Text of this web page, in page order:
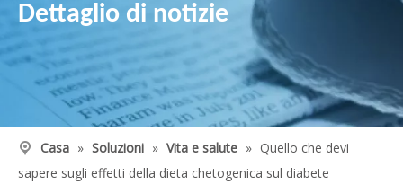
Dettaglio di notizie
Casa » Soluzioni » Vita e salute » Quello che devi
sapere sugli effetti della dieta chetogenica sul diabete